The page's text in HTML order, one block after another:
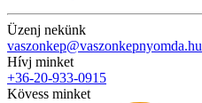
Üzenj nekünk
vaszonkep@vaszonkepnyomda.hu
Hívj minket
+36-20-933-0915
Kövess minket